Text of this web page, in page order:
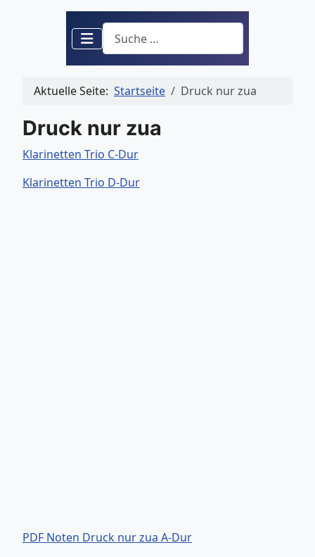
Suchen
Aktuelle Seite: Startseite Druck nur zua
Druck nur zua
Klarinetten Trio C-Dur
Klarinetten Trio D-Dur
PDF Noten Druck nur zua A-Dur